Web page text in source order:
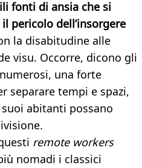
fonti di ansia che si
pericolo dell’insorgere
la disabitudine alle
visu. Occorre, dicono gli
una forte
separare tempi e spazi,
abitanti possano
remote workers
nomadi i classici